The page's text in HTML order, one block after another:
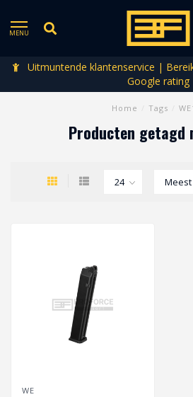
MENU
Uitmuntende klantenservice |
Google rating
Home Tags
Producten getagd
WE